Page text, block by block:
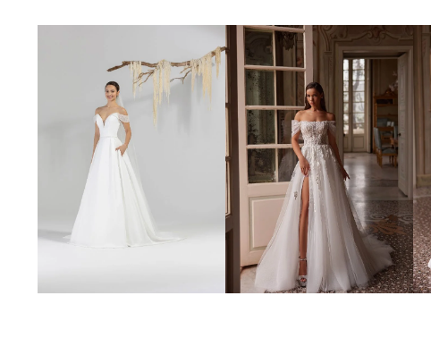
Poročna obleka 19 Poročna obleka 01
Poglej več